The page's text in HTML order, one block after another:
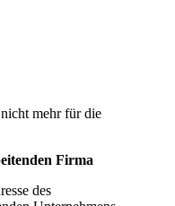
mehr für die
Firma
des